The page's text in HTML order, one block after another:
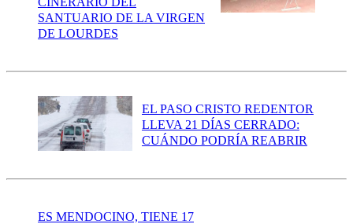
SANTUARIO DE LA VIRGEN
DE LOURDES
EL PASO CRISTO REDENTOR
LLEVA 21 DÍAS CERRADO:
CUÁNDO PODRÍA REABRIR
ES MENDOCINO, TIENE 17